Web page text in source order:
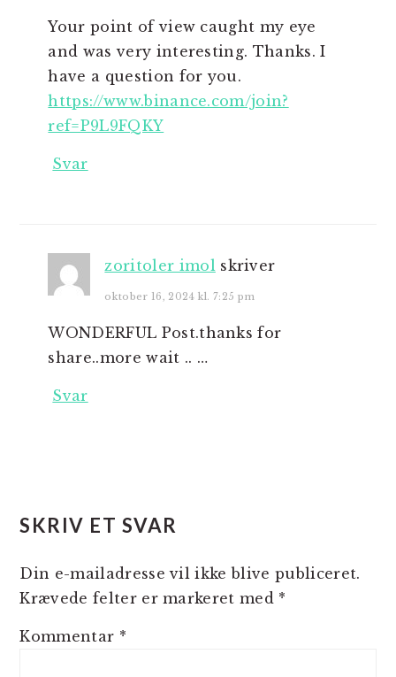
Your point of view caught my eye
and was very interesting. Thanks. I
have a question for you.
https://www.binance.com/join?
ref=P9L9FQKY
Svar
zoritoler imol skriver
oktober 16, 2024 kl. 7:25 pm
WONDERFUL Post.thanks for
share..more wait .. …
Svar
SKRIV ET SVAR
Din e-mailadresse vil ikke blive publiceret.
Krævede felter er markeret med *
Kommentar *